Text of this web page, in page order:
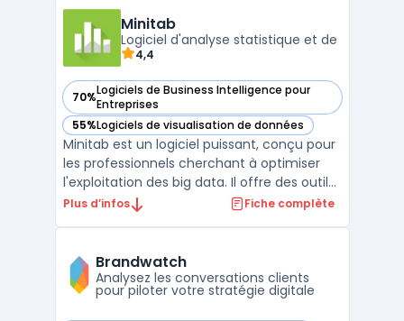
création d’outils internes ou
l’automatisation de tâches ...
Minitab
Logiciel d'analyse statistique et de
4,4
70%Logiciels de Business Intelligence pour
Entreprises
— voir Minitab dans cette catégorie
55%Logiciels de visualisation de données
— voir Minitab dans cette catégorie
Minitab est un logiciel puissant, conçu pour
les professionnels cherchant à optimiser
l'exploitation des big data. Il offre des outils
sophistiqués pour le reporting et la business
des données complexes. Minitab aide acti ...
Plus d’infos Fiche complète
Brandwatch
Analysez les conversations clients
pour piloter votre stratégie digitale